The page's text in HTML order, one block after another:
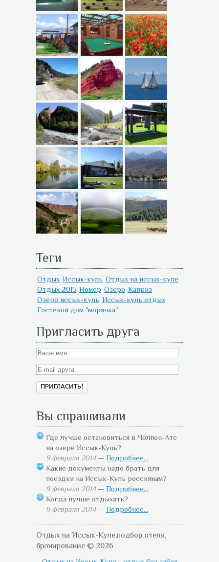
Теги
Отдых Иссык-куль Отдых на иссык-куле
Отдых 2015 Номер Озеро Каприз
Озеро иссык-куль Иссык-куль отдых
Гостевой дом "морячка"
Пригласить друга
Вы спрашивали
Где лучше остановиться в Чолпон-Ате
на озере Иссык-Куль?
9 февраля 2014— Подробнее...
Какие документы надо брать для
поездки на Иссык-Куль россиянам?
9 февраля 2014— Подробнее...
Когда лучше отдыхать?
9 февраля 2014— Подробнее...
Отдых на Иссык-Куле,подбор отеля,
бронирование © 2026